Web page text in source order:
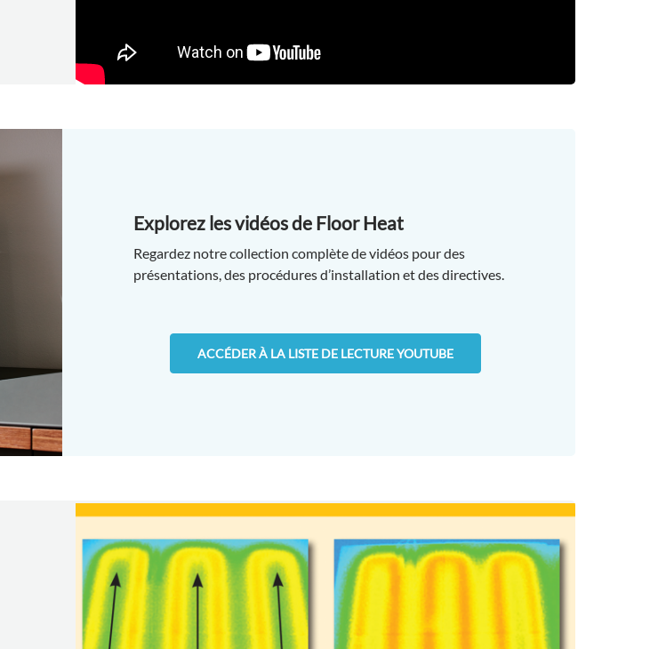
Explorez les vidéos de Floor Heat
Regardez notre collection complète de vidéos pour des
présentations, des procédures d’installation et des directives.
ACCÉDER À LA LISTE DE LECTURE YOUTUBE